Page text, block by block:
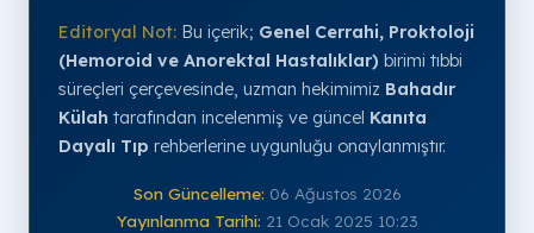
Editoryal Not: Bu içerik; Genel Cerrahi, Proktoloji
(Hemoroid ve Anorektal Hastalıklar) birimi tıbbi
süreçleri çerçevesinde, uzman hekimimiz Bahadır
Külah tarafından incelenmiş ve güncel Kanıta
Dayalı Tıp rehberlerine uygunluğu onaylanmıştır.
Son Güncelleme: 06 Ağustos 2026
Yayınlanma Tarihi: 21 Ocak 2025 10:23